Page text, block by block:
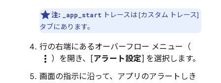
注: _app_startトレースは [カスタム トレース]
タブにあります。
行の右端にあるオーバーフロー メニュー（
more_vert ）を開き、[アラート設定] を選択します。
画面の指示に沿って、アプリのアラートしき